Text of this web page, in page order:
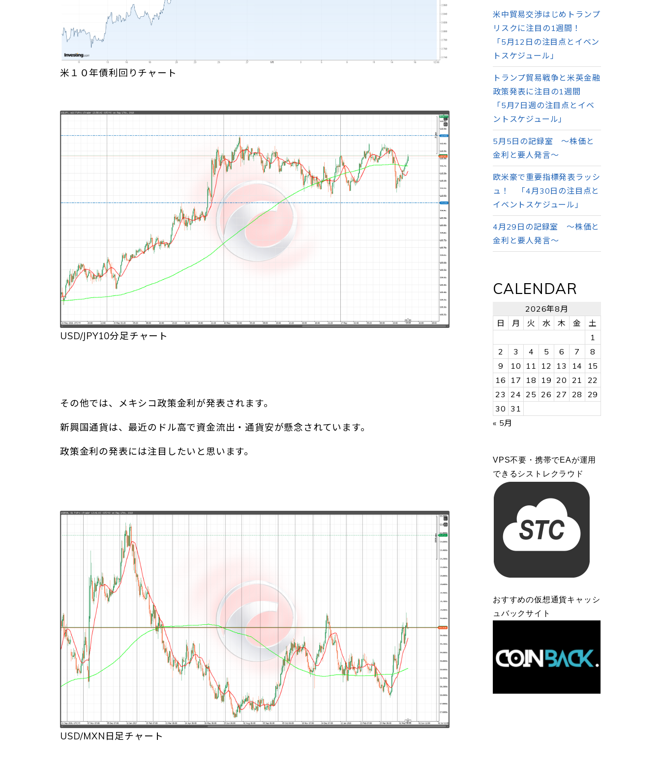
米１０年債利回りチャート
USD/JPY10分足チャート
その他では、メキシコ政策金利が発表されます。
新興国通貨は、最近のドル高で資金流出・通貨安が懸念されています。
政策金利の発表には注目したいと思います。
USD/MXN日足チャート
米中貿易交渉はじめトランプ
リスクに注目の1週間！
「5月12日の注目点とイベン
トスケジュール」
トランプ貿易戦争と米英金融
政策発表に注目の1週間
「5月7日週の注目点とイベ
ントスケジュール」
5月5日の記録室 ～株価と
金利と要人発言～
欧米豪で重要指標発表ラッシ
ュ！ 「4月30日の注目点と
イベントスケジュール」
4月29日の記録室 ～株価と
金利と要人発言～
CALENDAR
2026年8月
日
月 火 水 木 金
土
1
2
3 4 5 6 7
8
9
10 11 12 13 14
15
16
17 18 19 20 21
22
23
24 25 26 27 28
29
30 31
« 5月
VPS不要・携帯でEAが運用
できるシストレクラウド
おすすめの仮想通貨キャッシ
ュバックサイト